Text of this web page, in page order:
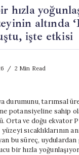
altında
işte etkisi
2 Min Read
durumunu, tarımsal
potansiyeline sahip
Orta ve doğu ekvator
sıcaklıklarının
bu süreç, uydulardan
bir hızla